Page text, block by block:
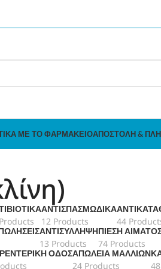
ΜΕ ΤΟ ΦΑΡΜΑΚΕΊΟΑΠΟΣΤΟΛΉ &
ΑΝΤΙΣΠΑΣΜΩΔΙΚΆ
12 Products 44
ΑΝΤΙΣΎΛΛΗΨΗ
13 Products
ΠΊΕΣΗ
74 Products
ΟΔΌΣΑΠΏΛΕΙΑ ΜΑΛΛΙΏΝ
24 Products